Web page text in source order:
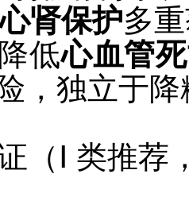
肾保护多
低心血管
，独立于
（Ⅰ 类推荐